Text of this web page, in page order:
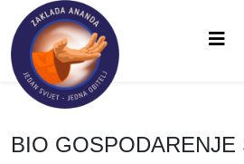
BIO GOSPODARENJE